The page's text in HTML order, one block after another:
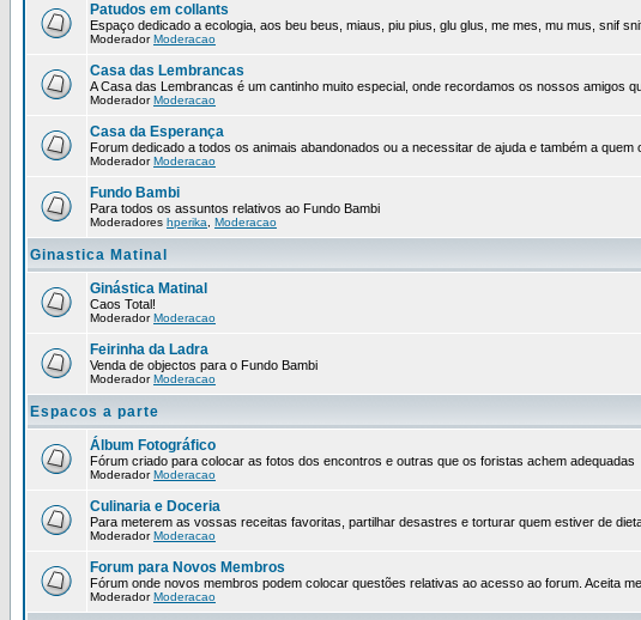
Patudos em collants
Espaço dedicado a ecologia, aos beu beus, miaus, piu pius, glu glus, me mes, mu mus, snif
ModeradorModeracao
Casa das Lembrancas
A Casa das Lembrancas é um cantinho muito especial, onde recordamos os nossos amigos
ModeradorModeracao
Casa da Esperança
Forum dedicado a todos os animais abandonados ou a necessitar de ajuda e também a quem
ModeradorModeracao
Fundo Bambi
Para todos os assuntos relativos ao Fundo Bambi
Moderadores hperika Moderacao
Ginastica Matinal
Ginástica Matinal
Caos Total!
ModeradorModeracao
Feirinha da Ladra
Venda de objectos para o Fundo Bambi
ModeradorModeracao
Espacos a parte
Álbum Fotográfico
Fórum criado para colocar as fotos dos encontros e outras que os foristas achem adequadas
ModeradorModeracao
Culinaria e Doceria
Para meterem as vossas receitas favoritas, partilhar desastres e torturar quem estiver de
ModeradorModeracao
Forum para Novos Membros
Fórum onde novos membros podem colocar questões relativas ao acesso ao forum. Aceita
ModeradorModeracao